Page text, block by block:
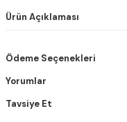
Ürün Açıklaması
Ödeme Seçenekleri
Yorumlar
Tavsiye Et